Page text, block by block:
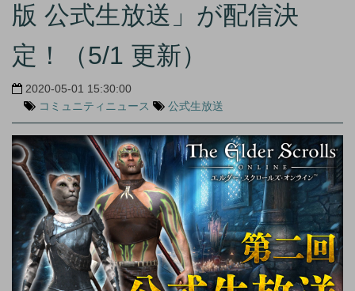
版 公式生放送」が配信決
定！（5/1 更新）
2020-05-01 15:30:00
コミュニティニュース
公式生放送